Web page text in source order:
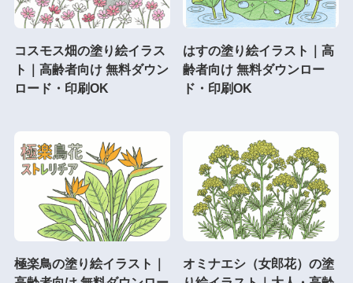
コスモス畑の塗り絵イラス
ト｜高齢者向け 無料ダウン
ロード・印刷OK
はすの塗り絵イラスト｜高
齢者向け 無料ダウンロー
ド・印刷OK
極楽鳥の塗り絵イラスト｜
オミナエシ（女郎花）の塗